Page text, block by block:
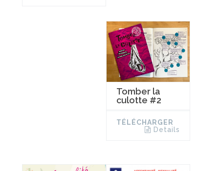
Tomber la
culotte #2
TÉLÉCHARGER
Details